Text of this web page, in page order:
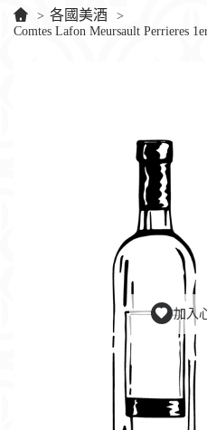
> 各國美酒
>
Comtes Lafon Meursault Perrieres
加入